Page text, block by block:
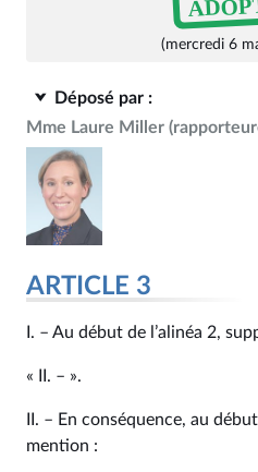
(mercredi 6
Déposé par :
Mme Laure Miller
ARTICLE 3
I. – Au début de l’alinéa 2,
« II. – ».
II. – En conséquence, au
mention :